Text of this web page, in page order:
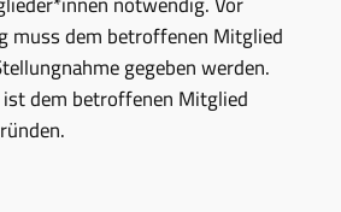
muss dem betroffenen Mitglied
gegeben werden.
ist dem betroffenen Mitglied